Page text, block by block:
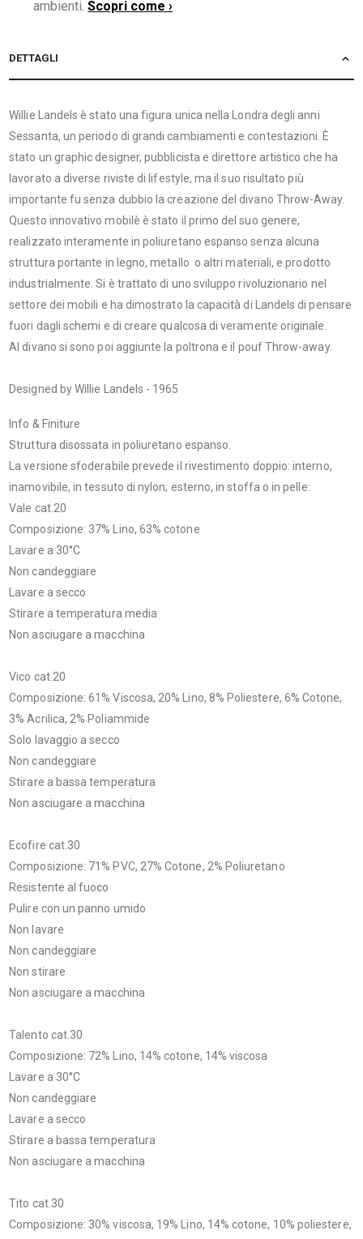
ambienti.Scopri come ›
DETTAGLI
Willie Landels è stato una figura unica nella Londra degli anni
Sessanta, un periodo di grandi cambiamenti e contestazioni. È
stato un graphic designer, pubblicista e direttore artistico che ha
lavorato a diverse riviste di lifestyle, ma il suo risultato più
importante fu senza dubbio la creazione del divano Throw-Away.
Questo innovativo mobilè è stato il primo del suo genere,
realizzato interamente in poliuretano espanso senza alcuna
struttura portante in legno, metallo o altri materiali, e prodotto
industrialmente. Si è trattato di uno sviluppo rivoluzionario nel
settore dei mobili e ha dimostrato la capacità di Landels di pensare
fuori dagli schemi e di creare qualcosa di veramente originale.
Al divano si sono poi aggiunte la poltrona e il pouf Throw-away.
Designed by Willie Landels - 1965
Info & Finiture
Struttura disossata in poliuretano espanso.
La versione sfoderabile prevede il rivestimento doppio: interno,
inamovibile, in tessuto di nylon; esterno, in stoffa o in pelle:
Vale cat.20
Composizione: 37% Lino, 63% cotone
Lavare a 30°C
Non candeggiare
Lavare a secco
Stirare a temperatura media
Non asciugare a macchina
Vico cat.20
Composizione: 61% Viscosa, 20% Lino, 8% Poliestere, 6% Cotone,
3% Acrilica, 2% Poliammide
Solo lavaggio a secco
Non candeggiare
Stirare a bassa temperatura
Non asciugare a macchina
Ecofire cat.30
Composizione: 71% PVC, 27% Cotone, 2% Poliuretano
Resistente al fuoco
Pulire con un panno umido
Non lavare
Non candeggiare
Non stirare
Non asciugare a macchina
Talento cat.30
Composizione: 72% Lino, 14% cotone, 14% viscosa
Lavare a 30°C
Non candeggiare
Lavare a secco
Stirare a bassa temperatura
Non asciugare a macchina
Tito cat.30
Composizione: 30% viscosa, 19% Lino, 14% cotone, 10% poliestere,